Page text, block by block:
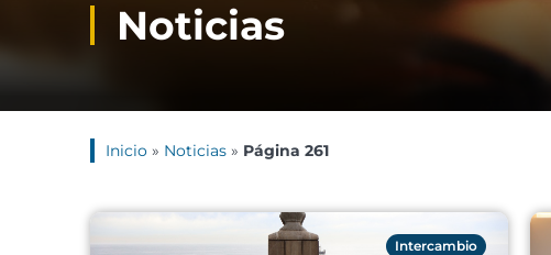
Noticias
Inicio » Noticias » Página 261
Intercambio